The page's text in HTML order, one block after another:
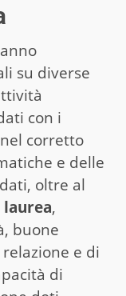
su diverse
con i
corretto
e delle
oltre al
,
buone
e di
di